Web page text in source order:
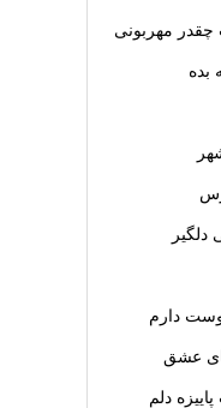
چقدر مهربونی
بده
دلگیر
دارم
عشق
دلم